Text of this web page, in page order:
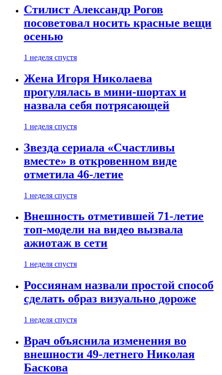
Стилист Александр Рогов
посоветовал носить красные вещи
осенью
1 неделя спустя
Жена Игоря Николаева
прогулялась в мини-шортах и
назвала себя потрясающей
1 неделя спустя
Звезда сериала «Счастливы
вместе» в откровенном виде
отметила 46-летие
1 неделя спустя
Внешность отметившей 71-летие
топ-модели на видео вызвала
ажиотаж в сети
1 неделя спустя
Россиянам назвали простой способ
сделать образ визуально дороже
1 неделя спустя
Врач объяснила изменения во
внешности 49-летнего Николая
Баскова